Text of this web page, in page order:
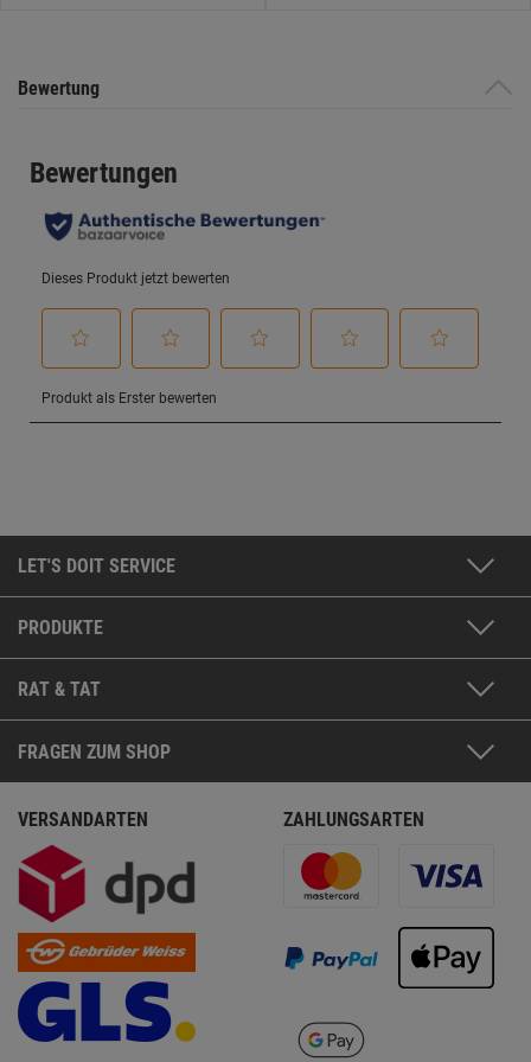
Bewertung
LET'S DOIT SERVICE
PRODUKTE
RAT & TAT
FRAGEN ZUM SHOP
VERSANDARTEN ZAHLUNGSARTEN